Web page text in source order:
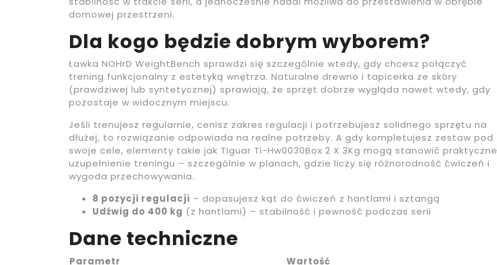
domowej przestrzeni.
Dla kogo będzie dobrym wyborem?
Ławka NOHrD WeightBench sprawdzi się szczególnie wtedy, gdy chcesz połączyć
trening funkcjonalny z estetyką wnętrza. Naturalne drewno i tapicerka ze skóry
(prawdziwej lub syntetycznej) sprawiają, że sprzęt dobrze wygląda nawet wtedy, gdy
pozostaje w widocznym miejscu.
Jeśli trenujesz regularnie, cenisz zakres regulacji i potrzebujesz solidnego sprzętu na
dłużej, to rozwiązanie odpowiada na realne potrzeby. A gdy kompletujesz zestaw pod
swoje cele, elementy takie jak Tiguar Ti-Hw0030Box 2 X 3Kg mogą stanowić praktyczne
uzupełnienie treningu – szczególnie w planach, gdzie liczy się różnorodność ćwiczeń i
wygoda przechowywania.
8 pozycji regulacji – dopasujesz kąt do ćwiczeń z hantlami i sztangą
Udźwig do 400 kg (z hantlami) – stabilność i pewność podczas serii
Dane techniczne
Parametr
Wartość